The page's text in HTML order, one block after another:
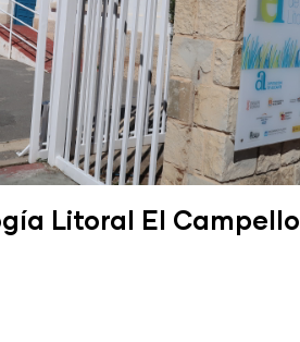
Litoral El Campello